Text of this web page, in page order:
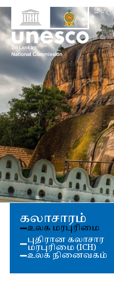
සිංහල
கலாசாரம்
உலக மரபுரிமை
புதிரான கலாசார
மரபுரிமை (ICH)
உலக நினைவகம்